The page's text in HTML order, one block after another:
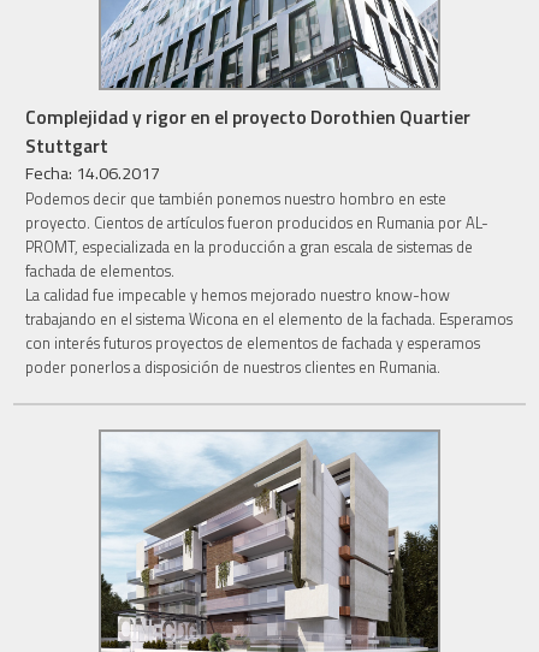
Complejidad y rigor en el proyecto Dorothien Quartier
Stuttgart
Fecha: 14.06.2017
Podemos decir que también ponemos nuestro hombro en este
proyecto. Cientos de artículos fueron producidos en Rumania por AL-
PROMT, especializada en la producción a gran escala de sistemas de
fachada de elementos.
La calidad fue impecable y hemos mejorado nuestro know-how
trabajando en el sistema Wicona en el elemento de la fachada. Esperamos
con interés futuros proyectos de elementos de fachada y esperamos
poder ponerlos a disposición de nuestros clientes en Rumania.